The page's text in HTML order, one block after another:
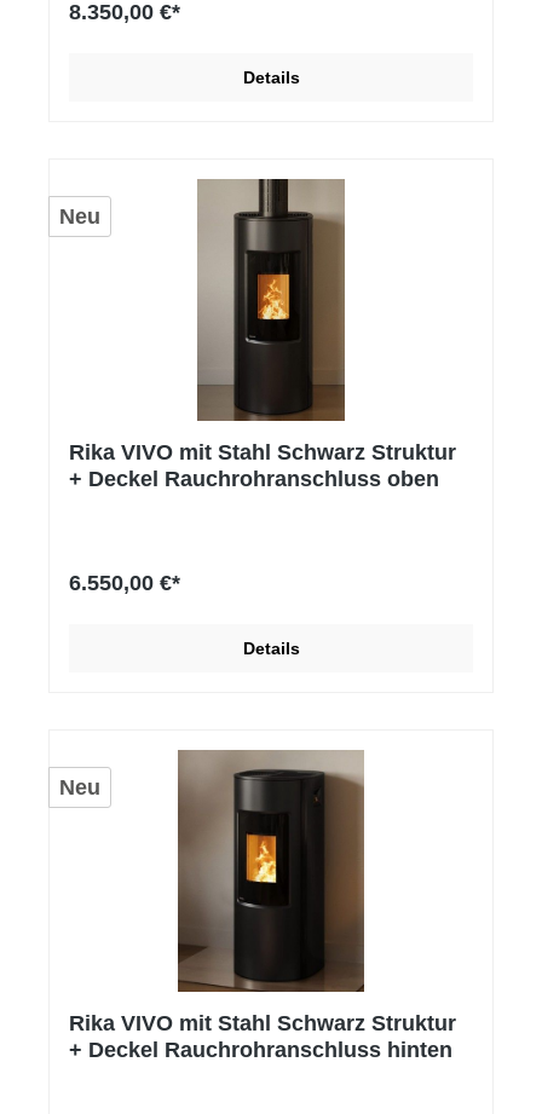
8.350,00 €*
Details
Neu
Rika VIVO mit Stahl Schwarz Struktur
+ Deckel Rauchrohranschluss oben
6.550,00 €*
Details
Neu
Rika VIVO mit Stahl Schwarz Struktur
+ Deckel Rauchrohranschluss hinten